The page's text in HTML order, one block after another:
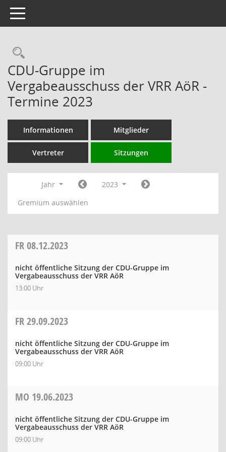
Toggle navigation
Rechercheauswahl
CDU-Gruppe im
Vergabeausschuss der VRR AöR -
Termine 2023
Informationen Mitglieder
Vertreter Sitzungen
Jahr
2023
Gremium auswählen
FR08.12.2023
nicht öffentliche Sitzung der CDU-Gruppe im
Vergabeausschuss der VRR AöR
13:00 Uhr
FR29.09.2023
nicht öffentliche Sitzung der CDU-Gruppe im
Vergabeausschuss der VRR AöR
09:00 Uhr
MO 19.06.2023
nicht öffentliche Sitzung der CDU-Gruppe im
Vergabeausschuss der VRR AöR
09:00 Uhr